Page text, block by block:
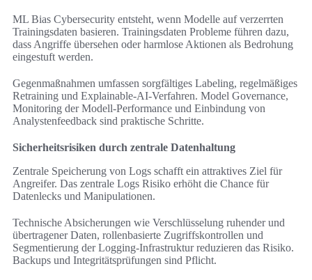
ML Bias Cybersecurity entsteht, wenn Modelle auf verzerrten
Trainingsdaten basieren. Trainingsdaten Probleme führen dazu,
dass Angriffe übersehen oder harmlose Aktionen als Bedrohung
eingestuft werden.
Gegenmaßnahmen umfassen sorgfältiges Labeling, regelmäßiges
Retraining und Explainable-AI-Verfahren. Model Governance,
Monitoring der Modell-Performance und Einbindung von
Analystenfeedback sind praktische Schritte.
Sicherheitsrisiken durch zentrale Datenhaltung
Zentrale Speicherung von Logs schafft ein attraktives Ziel für
Angreifer. Das zentrale Logs Risiko erhöht die Chance für
Datenlecks und Manipulationen.
Technische Absicherungen wie Verschlüsselung ruhender und
übertragener Daten, rollenbasierte Zugriffskontrollen und
Segmentierung der Logging-Infrastruktur reduzieren das Risiko.
Backups und Integritätsprüfungen sind Pflicht.